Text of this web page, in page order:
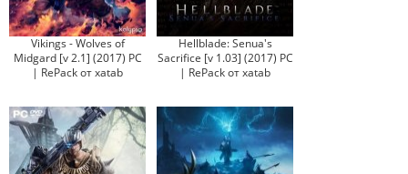
Vikings - Wolves of
Midgard [v 2.1] (2017) PC
| RePack от xatab
Hellblade: Senua's
Sacrifice [v 1.03] (2017) PC
| RePack от xatab